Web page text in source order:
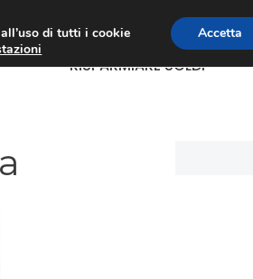
RISPARMIARE SOLDI
di tutti i cookie
Accetta